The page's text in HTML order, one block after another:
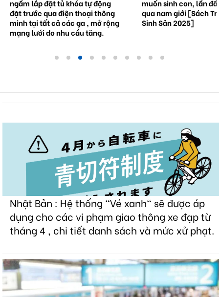
ngầm lắp đặt tủ khóa tự động
đặt trước qua điện thoại thông
minh tại tất cả các ga , mở rộng
mạng lưới do nhu cầu tăng.
muốn sinh con, lần
qua nam giới [Sách
Sinh Sản 2025]
Nhật Bản : Hệ thống "Vé xanh" sẽ được áp
dụng cho các vi phạm giao thông xe đạp từ
tháng 4 , chi tiết danh sách và mức xử phạt.